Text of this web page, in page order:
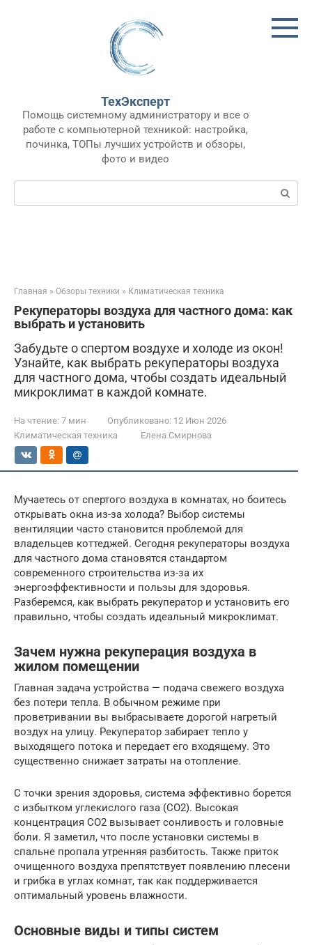
ТехЭксперт
Помощь системному администратору и все о
работе с компьютерной техникой: настройка,
починка, ТОПы лучших устройств и обзоры,
фото и видео
Поиск:
Главная » Обзоры техники » Климатическая техника
Рекуператоры воздуха для частного дома: как
выбрать и установить
Забудьте о спертом воздухе и холоде из окон!
Узнайте, как выбрать рекуператоры воздуха
для частного дома, чтобы создать идеальный
микроклимат в каждой комнате.
На чтение: 7 мин Опубликовано: 12 Июн 2026
Климатическая техника
Елена Смирнова
Мучаетесь от спертого воздуха в комнатах, но боитесь
открывать окна из-за холода? Выбор системы
вентиляции часто становится проблемой для
владельцев коттеджей. Сегодня рекуператоры воздуха
для частного дома становятся стандартом
современного строительства из-за их
энергоэффективности и пользы для здоровья.
Разберемся, как выбрать рекуператор и установить его
правильно, чтобы создать идеальный микроклимат.
Зачем нужна рекуперация воздуха в
жилом помещении
Главная задача устройства — подача свежего воздуха
без потери тепла. В обычном режиме при
проветривании вы выбрасываете дорогой нагретый
воздух на улицу. Рекуператор забирает тепло у
выходящего потока и передает его входящему. Это
существенно снижает затраты на отопление.
С точки зрения здоровья, система эффективно борется
с избытком углекислого газа (CO2). Высокая
концентрация CO2 вызывает сонливость и головные
боли. Я заметил, что после установки системы в
спальне пропала утренняя разбитость. Также приток
очищенного воздуха препятствует появлению плесени
и грибка в углах комнат, так как поддерживается
оптимальный уровень влажности.
Основные виды и типы систем